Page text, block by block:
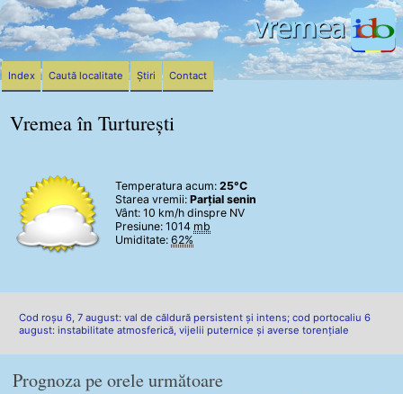
Vremea în Turturești
Temperatura acum: 25°C
Starea vremii: Parțial senin
Vânt: 10 km/h dinspre NV
Presiune: 1014 mb
Umiditate: 62%
Cod roșu 6, 7 august: val de căldură persistent și intens; cod portocaliu 6
august: instabilitate atmosferică, vijelii puternice și averse torențiale
Prognoza pe orele următoare
Index Caută localitate Știri Contact